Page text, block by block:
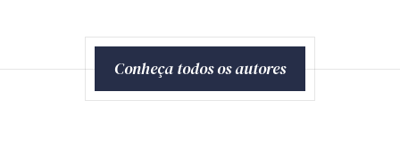
Conheça todos os autores